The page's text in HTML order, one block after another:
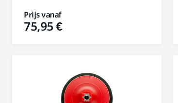
Prijs vanaf
75,95 €